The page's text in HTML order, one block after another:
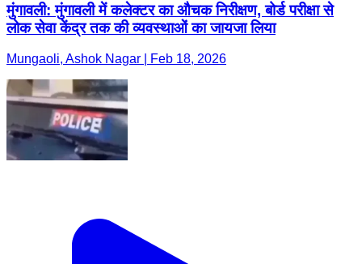
मुंगावली: मुंगावली में कलेक्टर का औचक निरीक्षण, बोर्ड परीक्षा से
लोक सेवा केंद्र तक की व्यवस्थाओं का जायजा लिया
Mungaoli, Ashok Nagar | Feb 18, 2026